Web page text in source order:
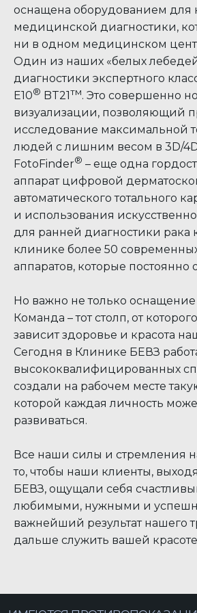
оснащена оборудованием для
медицинской диагностики,
ни в одном медицинском
Один из наших «белых
диагностики экспертного
E10® BT21тм. Это совершенно
визуализации, позволяющий
исследование максимальной
людей с лишним весом в 3D/
FotoFinder® – еще одна
аппарат цифровой
автоматического тотального
и использования
для ранней диагностики рака
клинике более 50
аппаратов, которые постоянно
Но важно не только
Команда – тот столп, от
зависит здоровье и красота
Сегодня в Клинике БЕВЗ
высококвалифицированных
создали на рабочем месте
которой каждая личность
развиваться.
Все наши силы и стремления
то, чтобы наши клиенты,
БЕВЗ, ощущали себя
любимыми, нужными и
важнейший результат нашего
дальше служить вашей
ИМЕЮТСЯ ПРОТИВОПОКАЗАНИЯ
КОНСУЛЬТАЦИЯ СПЕЦИАЛИСТА
Клиника с максимально высоким
Выбор пользователей Яндекс и
5,0
ЗАПИСАТЬСЯ
+7 473 200-10-00
Работаем
ВСЕ УСЛУГИ
ул. Кольцовская, 12 б
Воронеж, Россия